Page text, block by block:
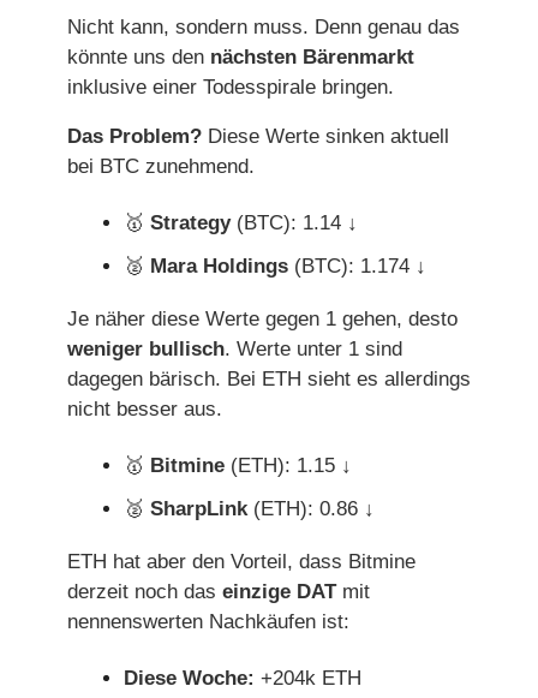
Nicht kann, sondern muss. Denn genau das
könnte uns den nächsten Bärenmarkt
inklusive einer Todesspirale bringen.
Das Problem? Diese Werte sinken aktuell
bei BTC zunehmend.
🥇 Strategy (BTC): 1.14 ↓
🥈 Mara Holdings (BTC): 1.174 ↓
Je näher diese Werte gegen 1 gehen, desto
weniger bullisch. Werte unter 1 sind
dagegen bärisch. Bei ETH sieht es allerdings
nicht besser aus.
🥇 Bitmine (ETH): 1.15 ↓
🥈 SharpLink(ETH): 0.86 ↓
ETH hat aber den Vorteil, dass Bitmine
derzeit noch das einzige DAT mit
nennenswerten Nachkäufen ist:
Diese Woche: +204k ETH